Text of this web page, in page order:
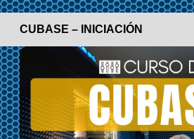
CUBASE – INICIACIÓN